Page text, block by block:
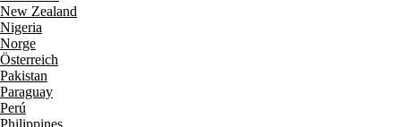
New Zealand
Nigeria
Norge
Österreich
Pakistan
Paraguay
Perú
Philippines